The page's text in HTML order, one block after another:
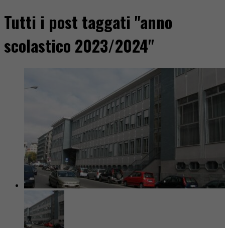
Tutti i post taggati "anno
scolastico 2023/2024"